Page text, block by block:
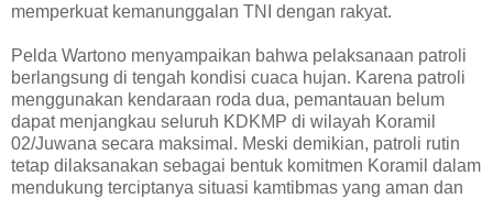
memperkuat kemanunggalan TNI dengan rakyat.
Pelda Wartono menyampaikan bahwa pelaksanaan patroli
berlangsung di tengah kondisi cuaca hujan. Karena patroli
menggunakan kendaraan roda dua, pemantauan belum
dapat menjangkau seluruh KDKMP di wilayah Koramil
02/Juwana secara maksimal. Meski demikian, patroli rutin
tetap dilaksanakan sebagai bentuk komitmen Koramil dalam
mendukung terciptanya situasi kamtibmas yang aman dan